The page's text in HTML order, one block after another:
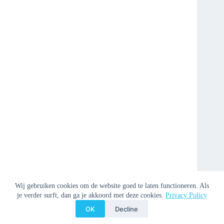
Wij gebruiken cookies om de website goed te laten functioneren. Als
je verder surft, dan ga je akkoord met deze cookies. Privacy Policy
OK Decline